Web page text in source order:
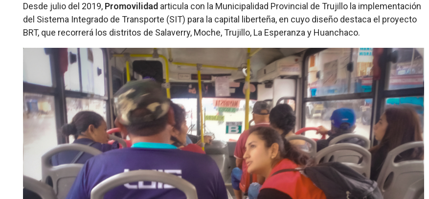
Desde julio del 2019, Promovilidad articula con la Municipalidad Provincial de Trujillo la implementación
del Sistema Integrado de Transporte (SIT) para la capital liberteña, en cuyo diseño destaca el proyecto
BRT, que recorrerá los distritos de Salaverry, Moche, Trujillo, La Esperanza y Huanchaco.